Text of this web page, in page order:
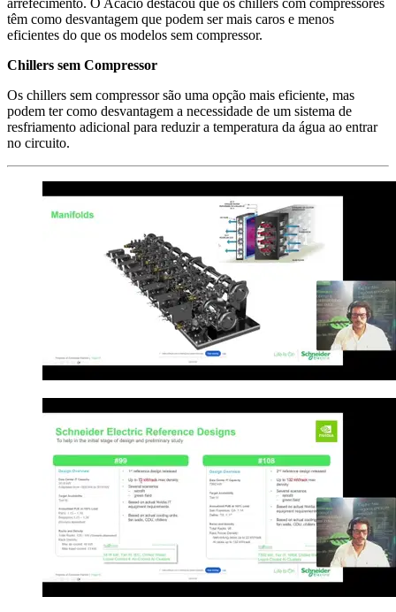
têm como desvantagem que podem ser mais caros e menos
eficientes do que os modelos sem compressor.
Chillers sem Compressor
Os chillers sem compressor são uma opção mais eficiente, mas
podem ter como desvantagem a necessidade de um sistema de
resfriamento adicional para reduzir a temperatura da água ao entrar
no circuito.